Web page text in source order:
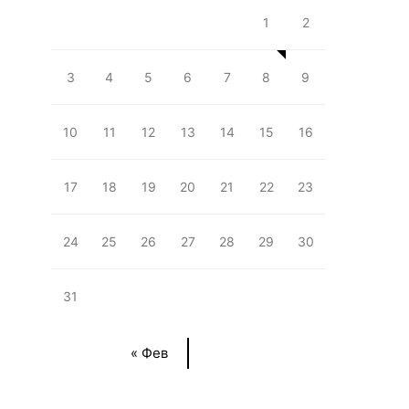
« Фев
1 2
3 4 5 6 7 8 9
10 11 12 13 14 15 16
17 18 19 20 21 22 23
24 25 26 27 28 29 30
31